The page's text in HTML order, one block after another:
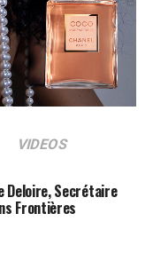
VIDEOS
Deloire, Secrétaire
Frontières